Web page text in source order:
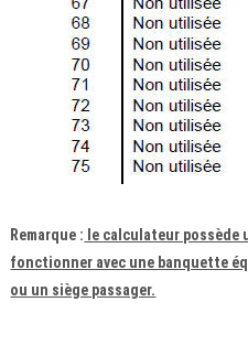
Remarque : le calculateur
fonctionner avec une banquette
ou un siège passager.